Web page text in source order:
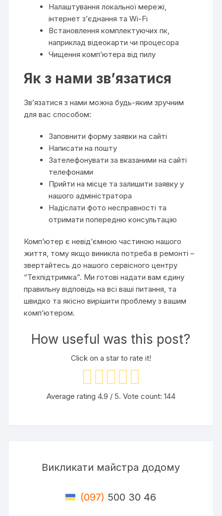
Налаштування локальної мережі,
інтернет з’єднання та Wi-Fi
Встановлення комплектуючих пк,
наприклад відеокарти чи процесора
Чищення комп’ютера від пилу
Як з нами зв’язатися
Зв’язатися з нами можна будь-яким зручним
для вас способом:
Заповнити форму заявки на сайті
Написати на пошту
Зателефонувати за вказаними на сайті
телефонами
Прийти на місце та залишити заявку у
нашого адміністратора
Надіслати фото несправності та
отримати попередню консультацію
Комп’ютер є невід’ємною частиною нашого
життя, тому якщо виникла потреба в ремонті –
звертайтесь до нашого сервісного центру
“Техпідтримка”. Ми готові надати вам єдину
правильну відповідь на всі ваші питання, та
швидко та якісно вирішити проблему з вашим
комп’ютером.
How useful was this post?
Click on a star to rate it!
Average rating 4.9 / 5. Vote count: 144
Викликати майстра додому
(097) 500 30 46